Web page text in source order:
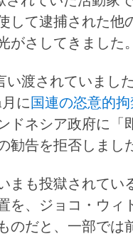
して逮捕された他
さしてきました。
渡されていました
に 国連の恣意的
ネシア政府に「
告を拒否しまし
まも投獄されてい
を、ジョコ・ウィ
のだと、一部では